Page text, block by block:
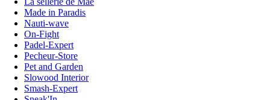
Made in Paradis
Nauti-wave
On-Fight
Padel-Expert
Pecheur-Store
Pet and Garden
Slowood Interior
Smash-Expert